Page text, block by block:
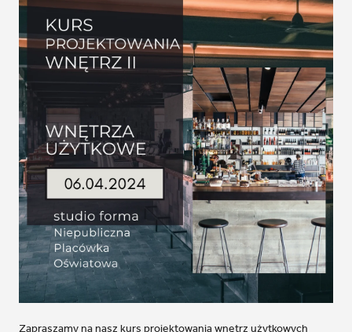
Zapraszamy na nasz kurs projektowania wnętrz użytkowych